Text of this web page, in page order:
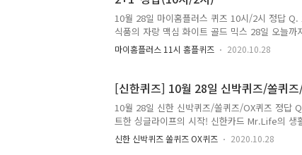
에게 필요한 개인 자산관리 서비스와 나에게 맞
제공하는 ..
10월 28일 마이홈플러스 퀴즈 10시/2시 정답
식품의 자랑 맥심 화이트 골드 믹스 28일 오늘
인행사! 무지방 우유를 넣어도 커피의 맛과 향이
Q. 2시 퀴즈 티라미수라떼 2+1 슬로프레소 티라
코코아를 부드럽고 달콤하게 느껴보세요! 정답은
정답을 최대한 빠르고 정확하게 포스팅해볼까 합
즈 정답을 보다 손쉽게 알고 싶으시다면, 구독
다. 네이버나 다음에 돈독퀴즈를 검색해주세요!!
마이홈플러스 11시 홈플퀴즈 2020.10.28
[신한퀴즈] 10월 28일 신박퀴즈/쏠퀴
10월 28일 신한 신박퀴즈/쏠퀴즈/OX퀴즈 정답
트한 싱글라이프의 시작! 신한카드 Mr.Life의 생
인됩니다. OO에 들어갈 숫자는 무엇일까요? (숫
쏠퀴즈 지난 10/27, KBO 정규시즌 경기가 진행
신한 신박퀴즈 쏠퀴즈 OX퀴즈 2020.10.28